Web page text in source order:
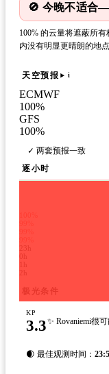
🚫 今晚不适合
100% 的云量将遮蔽所
内没有明显更晴朗的地
天空预报 i
ECMWF
100%
GFS
100%
✓ 两套预报一致
逐小时
极光条件
KP
3.3✨ Rovaniemi很
🌒 最佳观测时间：